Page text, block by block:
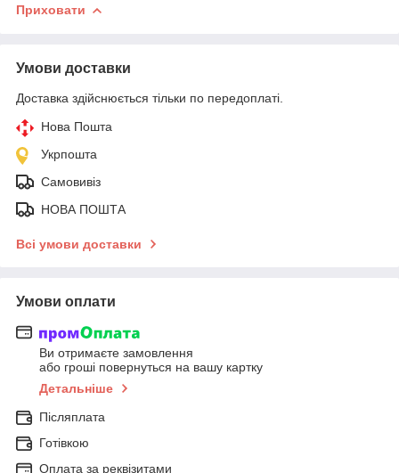
Приховати
Умови доставки
Доставка здійснюється тільки по передоплаті.
Нова Пошта
Укрпошта
Самовивіз
НОВА ПОШТА
Всі умови доставки
Умови оплати
Ви отримаєте замовлення
або гроші повернуться на вашу картку
Детальніше
Післяплата
Готівкою
Оплата за реквізитами